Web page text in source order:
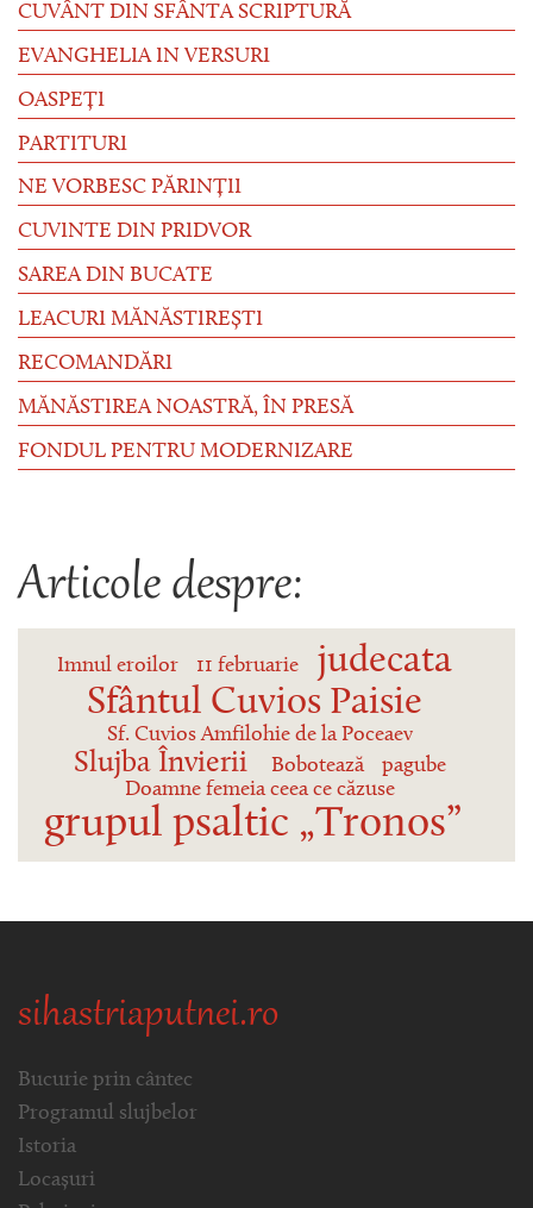
CUVÂNT DIN SFÂNTA SCRIPTURĂ
EVANGHELIA IN VERSURI
OASPEȚI
PARTITURI
NE VORBESC PĂRINȚII
CUVINTE DIN PRIDVOR
SAREA DIN BUCATE
LEACURI MĂNĂSTIREȘTI
RECOMANDĂRI
MĂNĂSTIREA NOASTRĂ, ÎN PRESĂ
FONDUL PENTRU MODERNIZARE
Articole despre:
Imnul eroilor 11 februarie
judecata
Sfântul Cuvios Paisie
Sf. Cuvios Amfilohie de la Poceaev
Slujba Învierii Bobotează
pagube
Doamne femeia ceea ce căzuse
grupul psaltic „Tronos”
sihastriaputnei.ro
Bucurie prin cântec
Programul slujbelor
Istoria
Locașuri